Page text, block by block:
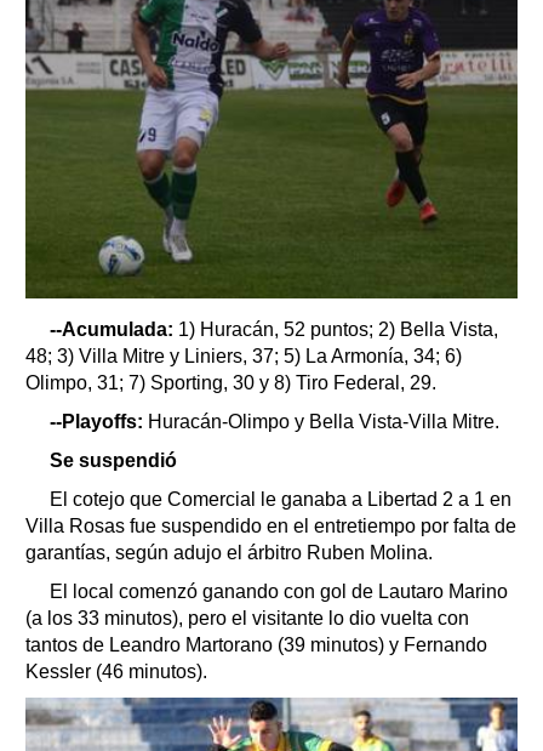
--Acumulada: 1) Huracán, 52 puntos; 2) Bella Vista,
48; 3) Villa Mitre y Liniers, 37; 5) La Armonía, 34; 6)
Olimpo, 31; 7) Sporting, 30 y 8) Tiro Federal, 29.
--Playoffs: Huracán-Olimpo y Bella Vista-Villa Mitre.
Se suspendió
El cotejo que Comercial le ganaba a Libertad 2 a 1 en
Villa Rosas fue suspendido en el entretiempo por falta de
garantías, según adujo el árbitro Ruben Molina.
El local comenzó ganando con gol de Lautaro Marino
(a los 33 minutos), pero el visitante lo dio vuelta con
tantos de Leandro Martorano (39 minutos) y Fernando
Kessler (46 minutos).